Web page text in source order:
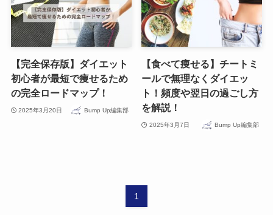
【完全保存版】ダイエット
初心者が最短で痩せるため
の完全ロードマップ！
2025年3月20日 Bump Up編集部
【食べて痩せる】チートミ
ールで無理なくダイエッ
ト！頻度や翌日の過ごし方
を解説！
2025年3月7日 Bump Up編集部
1